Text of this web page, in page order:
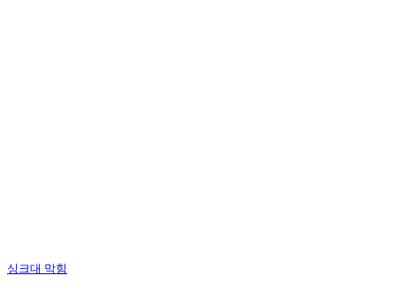
싱크대 막힘